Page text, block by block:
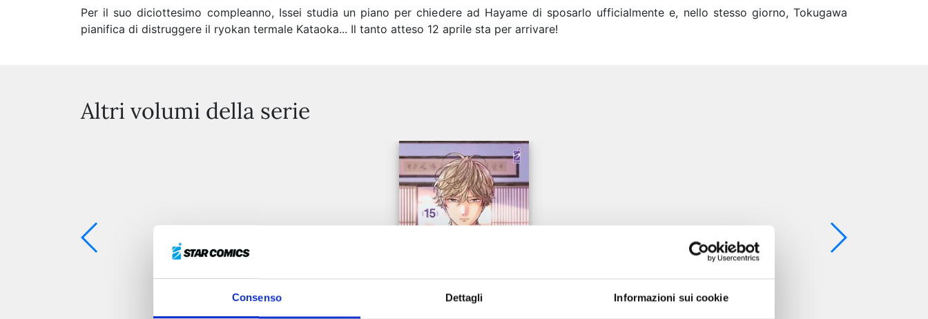
Consenso Dettagli Informazioni sui cookie
Per il suo diciottesimo compleanno, Issei studia un piano per chiedere ad Hayame di sposarlo ufficialmente e, nello stesso giorno, Tokugawa
pianifica di distruggere il ryokan termale Kataoka... Il tanto atteso 12 aprile sta per arrivare!
Altri volumi della serie